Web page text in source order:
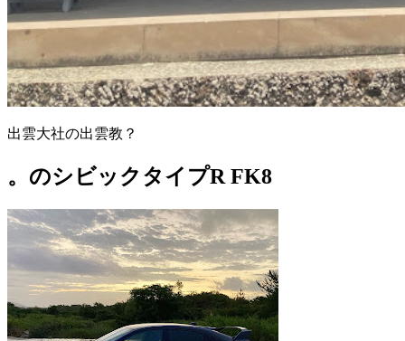
出雲大社の出雲教？
。のシビックタイプR FK8